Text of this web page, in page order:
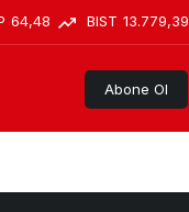
64,48 BIST 13.779,39
Abone Ol